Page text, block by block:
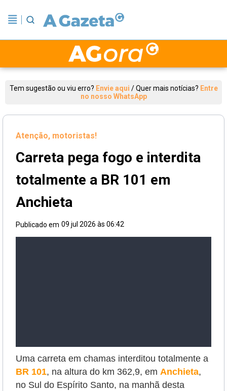
Tem sugestão ou viu erro? Envie aqui /Quer mais notícias? Entre
no nosso WhatsApp
Atenção, motoristas!
Carreta pega fogo e interdita
totalmente a BR 101 em
Anchieta
Publicado em 09 jul 2026 às 06:42
Uma carreta em chamas interditou totalmente a
BR 101, na altura do km 362,9, em Anchieta,
no Sul do Espírito Santo, na manhã desta